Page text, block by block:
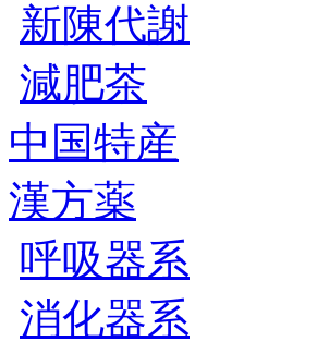
新陳代謝
減肥茶
中国特産
漢方薬
呼吸器系
消化器系